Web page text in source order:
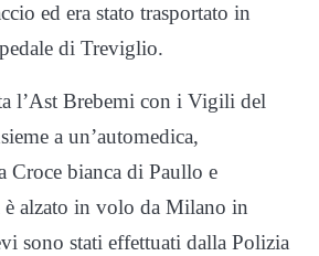
ed era stato trasportato in
di Treviglio.
l’Ast Brebemi con i Vigili del
a un’automedica,
Croce bianca di Paullo e
è alzato in volo da Milano in
sono stati effettuati dalla Polizia